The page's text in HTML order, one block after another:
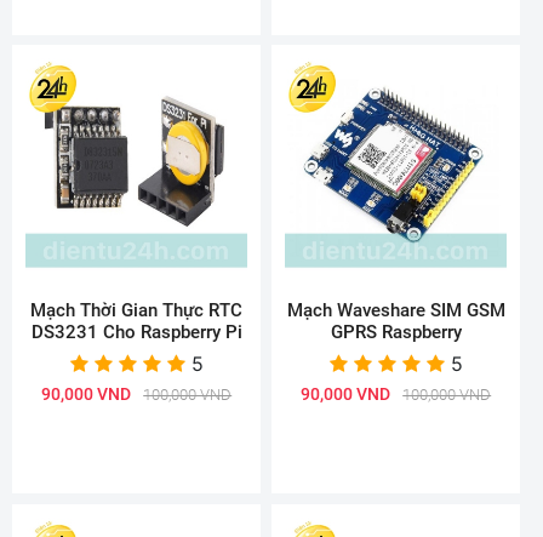
Mạch Thời Gian Thực RTC
DS3231 Cho Raspberry Pi
5
90,000 VND 100,000 VND
Mạch Waveshare SIM GSM
GPRS Raspberry
5
90,000 VND 100,000 VND